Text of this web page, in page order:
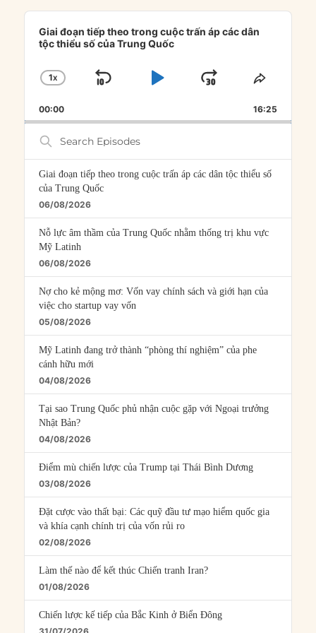
Audio
Player
Giai đoạn tiếp theo trong cuộc trấn áp các dân
tộc thiểu số của Trung Quốc
CHANGE
RATE
1X
SKIP
PLAYJUMP
FORWARD
SHARE
00:00 16:25
Search
Episodes
Giai đoạn tiếp theo trong cuộc trấn áp các dân tộc thiểu số
của Trung Quốc
06/08/2026
Nỗ lực âm thầm của Trung Quốc nhằm thống trị khu vực
Mỹ Latinh
06/08/2026
Nợ cho kẻ mộng mơ: Vốn vay chính sách và giới hạn của
việc cho startup vay vốn
05/08/2026
Mỹ Latinh đang trở thành “phòng thí nghiệm” của phe
cánh hữu mới
04/08/2026
Tại sao Trung Quốc phủ nhận cuộc gặp với Ngoại trưởng
Nhật Bản?
04/08/2026
Điểm mù chiến lược của Trump tại Thái Bình Dương
03/08/2026
Đặt cược vào thất bại: Các quỹ đầu tư mạo hiểm quốc gia
và khía cạnh chính trị của vốn rủi ro
02/08/2026
Làm thế nào để kết thúc Chiến tranh Iran?
01/08/2026
Chiến lược kế tiếp của Bắc Kinh ở Biển Đông